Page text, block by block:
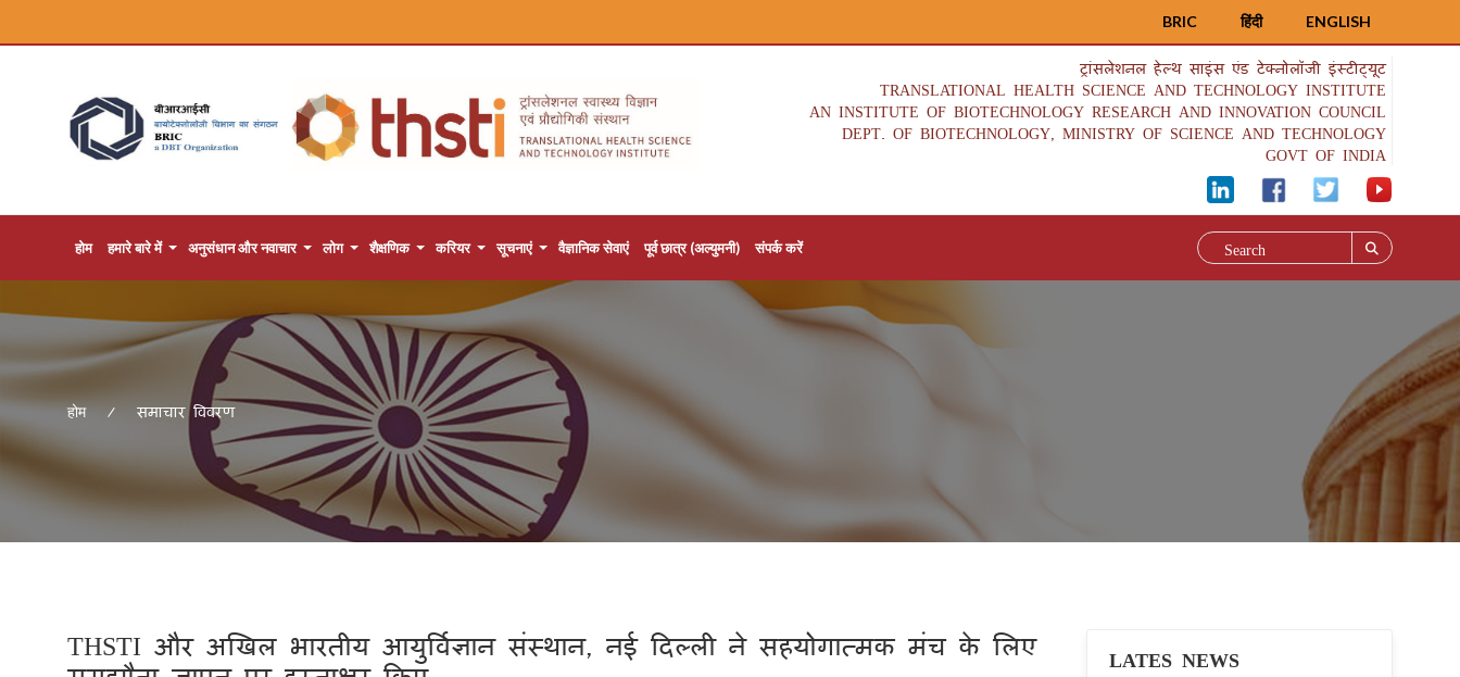
ENGLISH
हिंदी
BRIC
ट्रांसलेशनल हेल्थ साइंस एंड टेक्नोलॉजी इंस्टीट्यूट
TRANSLATIONAL HEALTH SCIENCE AND TECHNOLOGY INSTITUTE
AN INSTITUTE OF BIOTECHNOLOGY RESEARCH AND INNOVATION COUNCIL
DEPT. OF BIOTECHNOLOGY, MINISTRY OF SCIENCE AND TECHNOLOGY
GOVT OF INDIA
होम हमारे बारे में अनुसंधान और नवाचार लोग शैक्षणिक करियर सूचनाएं वैज्ञानिक सेवाएं पूर्व छात्र (अल्युमनी) संपर्क करें
होम समाचार विवरण
THSTI और अखिल भारतीय आयुर्विज्ञान संस्थान, नई दिल्ली ने सहयोगात्मक मंच के लिए LATES NEWS